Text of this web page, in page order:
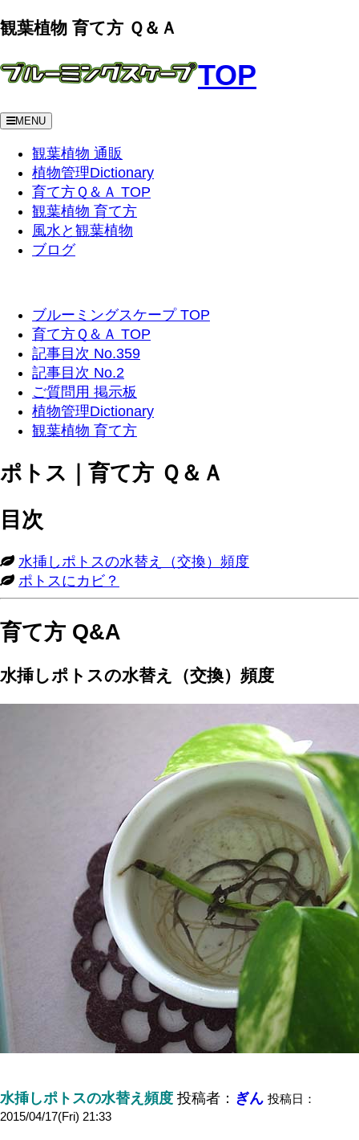
観葉植物 育て方 Ｑ＆Ａ
TOP
MENU
観葉植物 通販
植物管理Dictionary
育て方Ｑ＆Ａ TOP
観葉植物 育て方
風水と観葉植物
ブログ
ブルーミングスケープ TOP
育て方Ｑ＆Ａ TOP
記事目次 No.359
記事目次 No.2
ご質問用 掲示板
植物管理Dictionary
観葉植物 育て方
ポトス｜育て方 Ｑ＆Ａ
目次
水挿しポトスの水替え（交換）頻度
ポトスにカビ？
育て方 Q&A
水挿しポトスの水替え（交換）頻度
水挿しポトスの水替え頻度 投稿者： ぎん 投稿日：
2015/04/17(Fri) 21:33